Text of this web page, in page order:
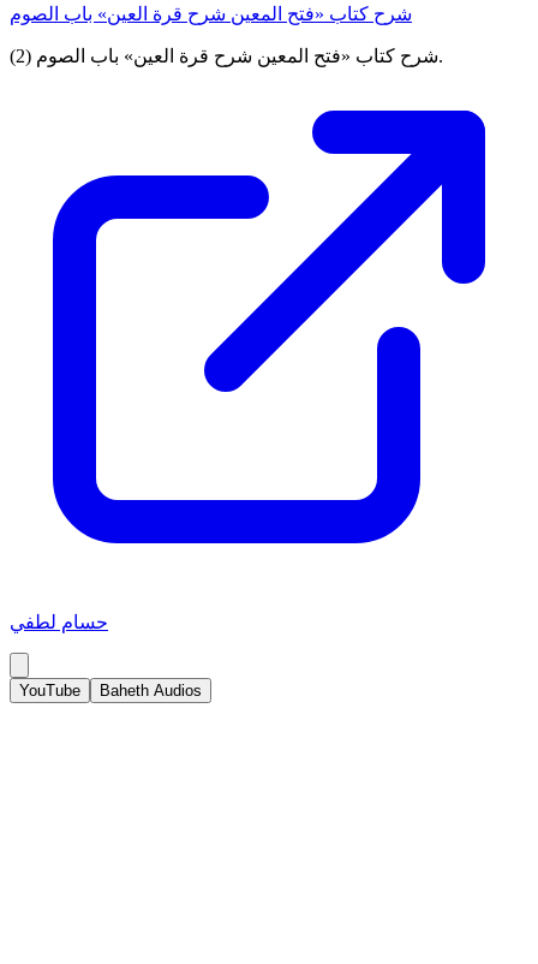
شرح كتاب «فتح المعين شرح قرة العين» باب الصوم
شرح كتاب «فتح المعين شرح قرة العين» باب الصوم (2).
حسام لطفي
YouTube Baheth Audios